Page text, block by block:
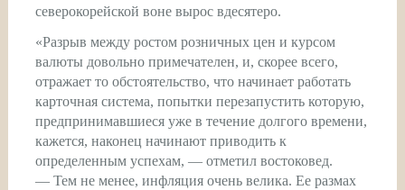
северокорейской воне вырос вдесятеро.
«Разрыв между ростом розничных цен и курсом
валюты довольно примечателен, и, скорее всего,
отражает то обстоятельство, что начинает работать
карточная система, попытки перезапустить которую,
предпринимавшиеся уже в течение долгого времени,
кажется, наконец начинают приводить к
определенным успехам, — отметил востоковед.
— Тем не менее, инфляция очень велика. Ее размах